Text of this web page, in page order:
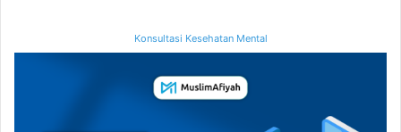
Konsultasi Kesehatan Mental